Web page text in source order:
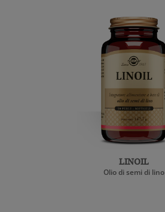
LINOIL
Olio di semi di lino